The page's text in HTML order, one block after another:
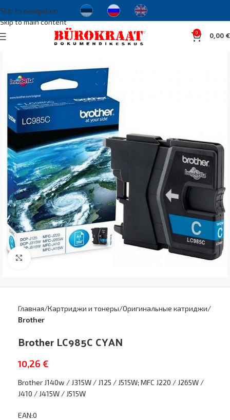
Skip to navigation
Skip to main content
0 0,00€
Увеличить
Главная Картриджи и тонеры Оригинальные катриджи
Brother
Brother LC985C CYAN
10,26 €
Brother J140w / J315W / J125 / J515W; MFC J220 / J265W /
J410 / J415W / J515W
EAN:0